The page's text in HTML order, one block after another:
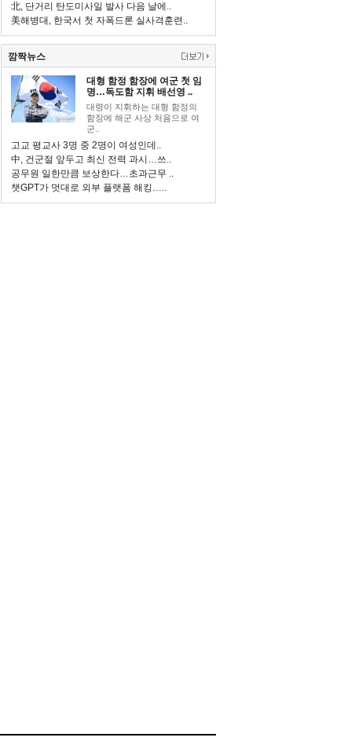
北, 단거리 탄도미사일 발사 다음 날에..
美해병대, 한국서 첫 자폭드론 실사격훈련..
깜짝뉴스
대형 함정 함장에 여군 첫 임
명…독도함 지휘 배선영 ..
대령이 지휘하는 대형 함정의
함장에 해군 사상 처음으로 여
군..
고교 평교사 3명 중 2명이 여성인데..
中, 건군절 앞두고 최신 전력 과시…쓰..
공무원 일한만큼 보상한다…초과근무 ..
챗GPT가 멋대로 외부 플랫폼 해킹…..